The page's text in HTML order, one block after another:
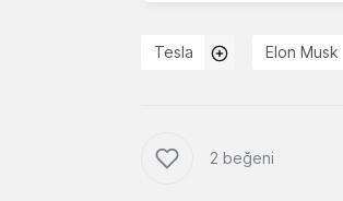
Tesla Elon Musk
2 beğeni